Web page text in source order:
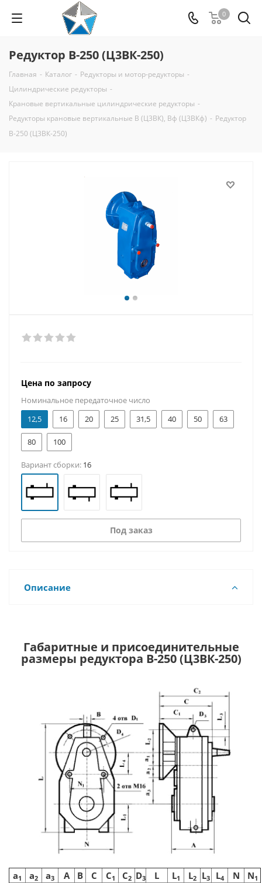
0
Редуктор В-250 (Ц3ВК-250)
Главная - Каталог - Редукторы и мотор-редукторы -
Цилиндрические редукторы -
Крановые вертикальные цилиндрические редукторы -
Редукторы крановые вертикальные В (Ц3ВК), Вф (Ц3ВКф) - Редуктор
В-250 (Ц3ВК-250)
Цена по запросу
Номинальное передаточное число
12,5
16 20 25 31,5 40 50 63
80 100
Вариант сборки: 16
Под заказ
Описание
Габаритные и присоединительные
размеры редуктора В-250 (Ц3ВК-250)
a1 a2 a3 A B C C1 C2 D3 L L1 L2 L3 L4 N N1